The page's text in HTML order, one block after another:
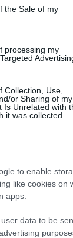
the Sale of my
processing my
Collection, Use,
or Sharing of my
Is Unrelated with
it was collected.
to enable
like cookies on
apps.
data to be
még a mai
sikereiből.
jók már
A38 sátorban.
a bandát
már nem
Louise
és
egy kicsit